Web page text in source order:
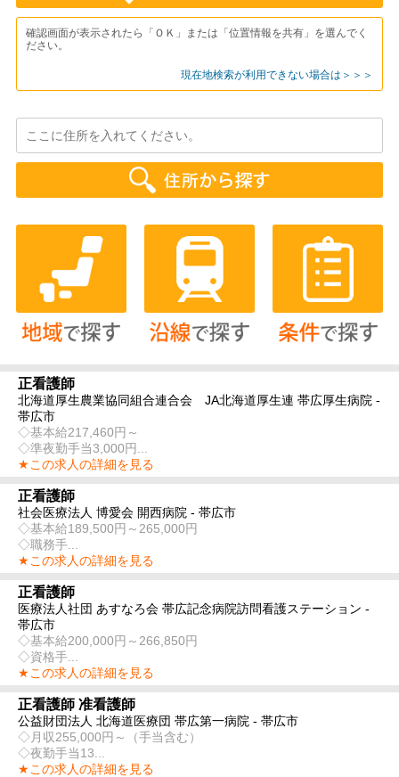
確認画面が表示されたら「ＯＫ」または「位置情報を共有」を選んでく
ださい。
現在地検索が利用できない場合は＞＞＞
正看護師
北海道厚生農業協同組合連合会 JA北海道厚生連 帯広厚生病院 -
帯広市
◇基本給217,460円～
◇準夜勤手当3,000円...
★この求人の詳細を見る
正看護師
社会医療法人 博愛会 開西病院 - 帯広市
◇基本給189,500円～265,000円
◇職務手...
★この求人の詳細を見る
正看護師
医療法人社団 あすなろ会 帯広記念病院訪問看護ステーション -
帯広市
◇基本給200,000円～266,850円
◇資格手...
★この求人の詳細を見る
正看護師 准看護師
公益財団法人 北海道医療団 帯広第一病院 - 帯広市
◇月収255,000円～（手当含む）
◇夜勤手当13...
★この求人の詳細を見る